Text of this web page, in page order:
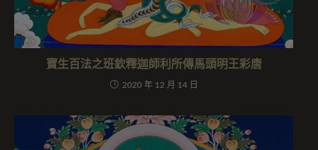
寶生百法之班欽釋迦師利所傳馬頭明王彩唐
2020 年 12 月 14 日